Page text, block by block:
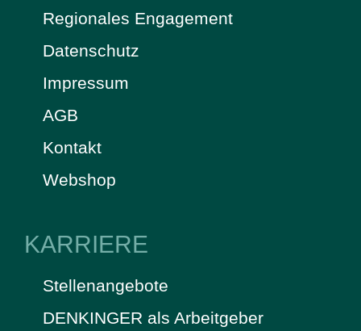
Regionales Engagement
Datenschutz
Impressum
AGB
Kontakt
Webshop
KARRIERE
Stellenangebote
DENKINGER als Arbeitgeber